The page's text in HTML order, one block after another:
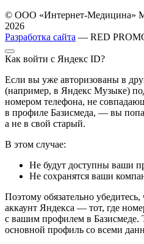
© ООО «Интернет-Медицина»
2026
Разработка сайта — RED
Как войти с Яндекс ID?
Если вы уже авторизованы в
(например, в Яндекс Музыке)
номером телефона, не
в профиле Базисмеда, — вы
а не в свой старый.
В этом случае:
Не будут доступны ваши
Не сохранятся ваши
Поэтому обязательно
аккаунт Яндекса — тот, где
с вашим профилем в Базисмеде.
основной профиль со всеми